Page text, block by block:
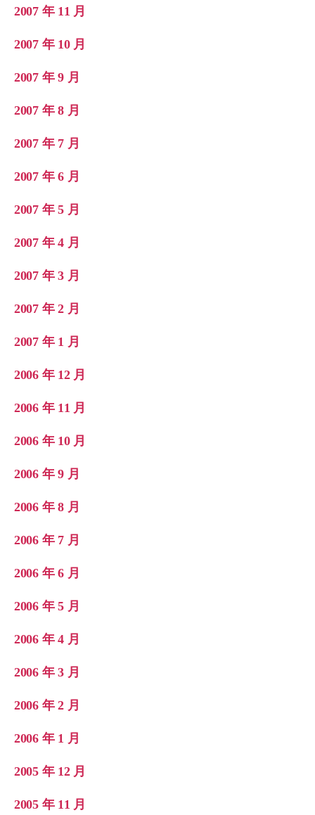
2007 年 11 月
2007 年 10 月
2007 年 9 月
2007 年 8 月
2007 年 7 月
2007 年 6 月
2007 年 5 月
2007 年 4 月
2007 年 3 月
2007 年 2 月
2007 年 1 月
2006 年 12 月
2006 年 11 月
2006 年 10 月
2006 年 9 月
2006 年 8 月
2006 年 7 月
2006 年 6 月
2006 年 5 月
2006 年 4 月
2006 年 3 月
2006 年 2 月
2006 年 1 月
2005 年 12 月
2005 年 11 月